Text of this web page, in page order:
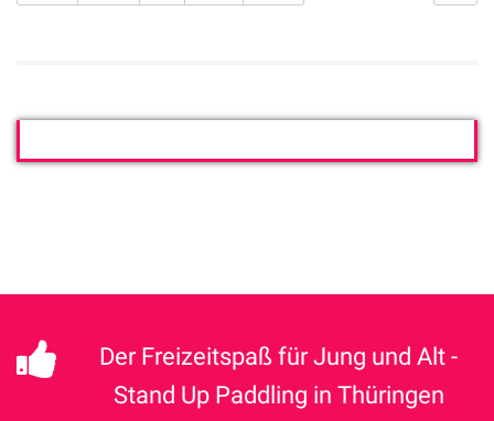
Der Freizeitspaß für Jung und Alt -
Stand Up Paddling in Thüringen